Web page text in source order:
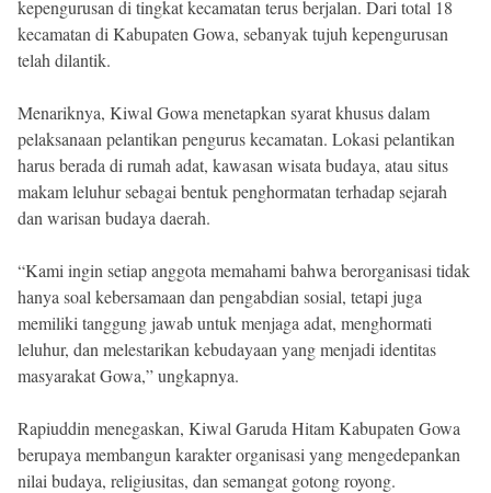
kepengurusan di tingkat kecamatan terus berjalan. Dari total 18
kecamatan di Kabupaten Gowa, sebanyak tujuh kepengurusan
telah dilantik.
Menariknya, Kiwal Gowa menetapkan syarat khusus dalam
pelaksanaan pelantikan pengurus kecamatan. Lokasi pelantikan
harus berada di rumah adat, kawasan wisata budaya, atau situs
makam leluhur sebagai bentuk penghormatan terhadap sejarah
dan warisan budaya daerah.
“Kami ingin setiap anggota memahami bahwa berorganisasi tidak
hanya soal kebersamaan dan pengabdian sosial, tetapi juga
memiliki tanggung jawab untuk menjaga adat, menghormati
leluhur, dan melestarikan kebudayaan yang menjadi identitas
masyarakat Gowa,” ungkapnya.
Rapiuddin menegaskan, Kiwal Garuda Hitam Kabupaten Gowa
berupaya membangun karakter organisasi yang mengedepankan
nilai budaya, religiusitas, dan semangat gotong royong.